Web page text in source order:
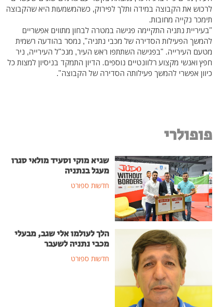
לרכוש את הקבוצה במידה ותלך לפירוק, כשהמשמעות היא שהקבוצה
תימכר נקייה מחובות.
"בעיריית נתניה התקיימה פגישה במטרה לבחון מתווים אפשריים
להמשך הפעילות הסדירה של מכבי נתניה", נמסר בהודעה רשמית
מטעם העירייה. "בפגישה השתתפו ראש העיר, מנכ"ל העירייה, ניר
חפץ ואנשי מקצוע רלוונטיים נוספים. הדיון התמקד בניסיון למצות כל
כיוון אפשרי להמשך פעילותה הסדירה של הקבוצה".
פופולרי
שגיא מוקי וסעיד מולאי סגרו
מעגל בנתניה
חדשות ספורט
הלך לעולמו אלי שגב, מבעלי
מכבי נתניה לשעבר
חדשות ספורט